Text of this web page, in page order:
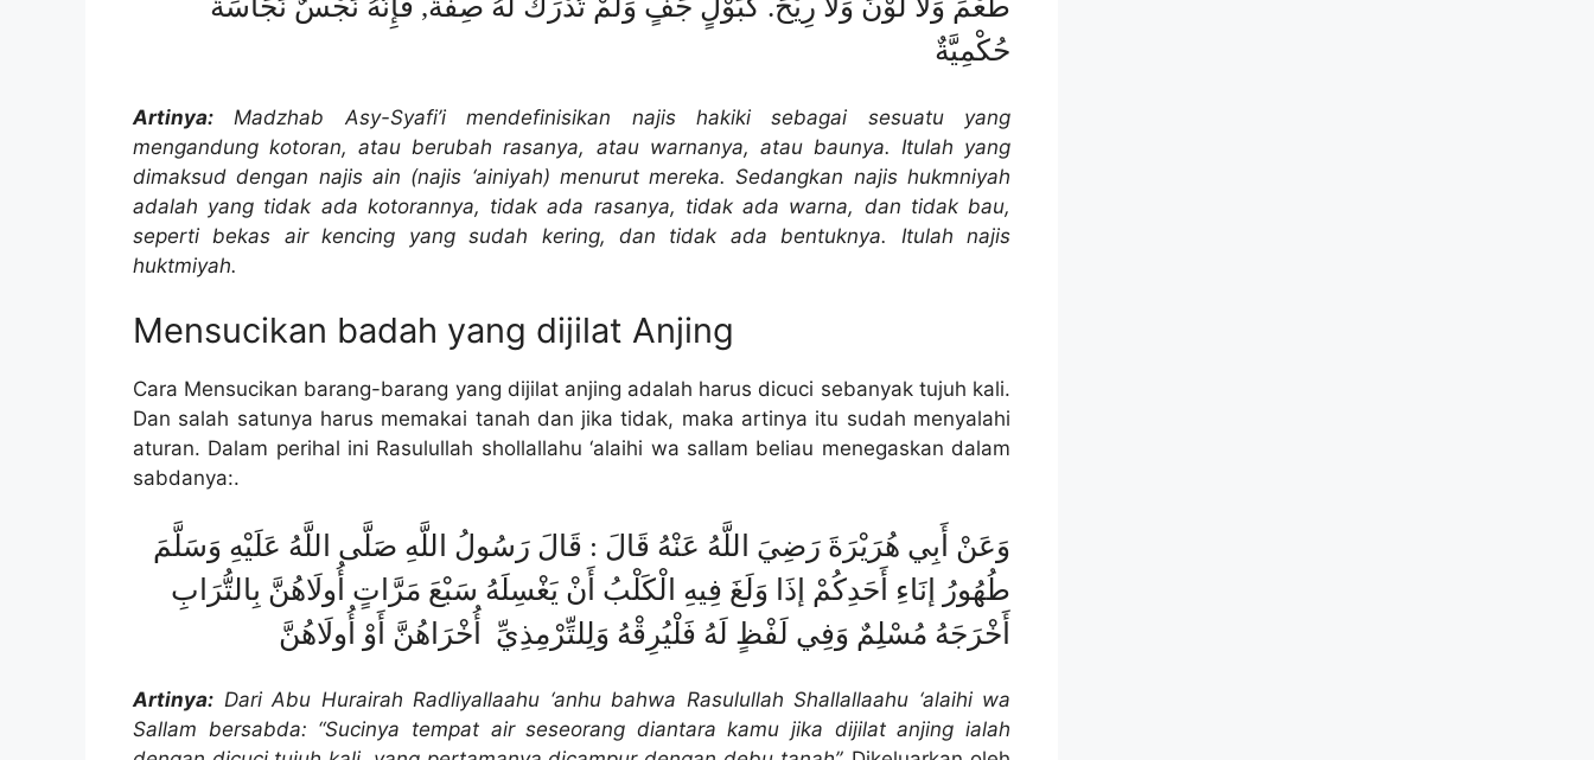
طَعْمَ وَلَا لَوْنَ وَلَا رِيْحَ. كَبَوْلٍ جَفٍ وَلَمْ تُدْرَكْ لَهُ صِفَةٌ, فَإِنَّهُ نَجْسٌ نَجَاسَةٌ
حُكْمِيَّةٌ
Artinya: Madzhab Asy-Syafi’i mendefinisikan najis hakiki sebagai sesuatu yang
mengandung kotoran, atau berubah rasanya, atau warnanya, atau baunya. Itulah yang
dimaksud dengan najis ain (najis ‘ainiyah) menurut mereka. Sedangkan najis hukmniyah
adalah yang tidak ada kotorannya, tidak ada rasanya, tidak ada warna, dan tidak bau,
seperti bekas air kencing yang sudah kering, dan tidak ada bentuknya. Itulah najis
huktmiyah.
Mensucikan badah yang dijilat Anjing
Cara Mensucikan barang-barang yang dijilat anjing adalah harus dicuci sebanyak tujuh kali.
Dan salah satunya harus memakai tanah dan jika tidak, maka artinya itu sudah menyalahi
aturan. Dalam perihal ini Rasulullah shollallahu ‘alaihi wa sallam beliau menegaskan dalam
sabdanya:.
وَعَنْ أَبِي هُرَيْرَةَ رَضِيَ اللَّهُ عَنْهُ قَالَ : قَالَ رَسُولُ اللَّهِ صَلَّى اللَّهُ عَلَيْهِ وَسَلَّمَ
طُهُورُ إنَاءِ أَحَدِكُمْ إذَا وَلَغَ فِيهِ الْكَلْبُ أَنْ يَغْسِلَهُ سَبْعَ مَرَّاتٍ أُولَاهُنَّ بِالتُّرَابِ
أَخْرَجَهُ مُسْلِمٌ وَفِي لَفْظٍ لَهُ فَلْيُرِقْهُ وَلِلتِّرْمِذِيِّ أُخْرَاهُنَّ أَوْ أُولَاهُنَّ
Artinya: Dari Abu Hurairah Radliyallaahu ‘anhu bahwa Rasulullah Shallallaahu ‘alaihi wa
Sallam bersabda: “Sucinya tempat air seseorang diantara kamu jika dijilat anjing ialah